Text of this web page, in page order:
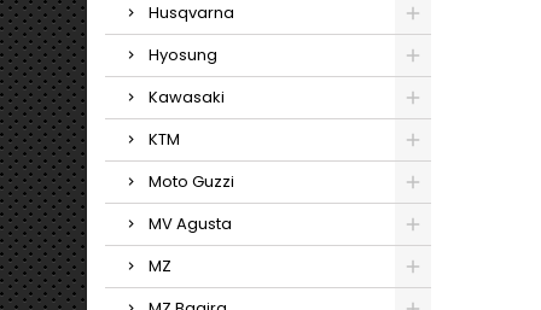
Husqvarna
Hyosung
Kawasaki
KTM
Moto Guzzi
MV Agusta
MZ